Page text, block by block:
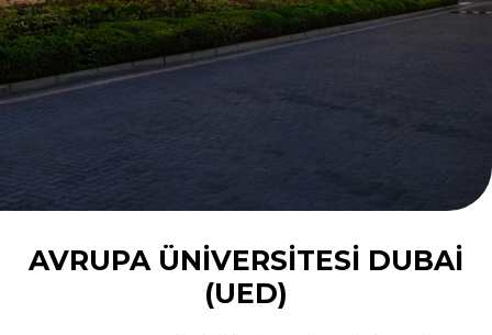
AVRUPA ÜNIVERSITESI DUBAI
(UED)